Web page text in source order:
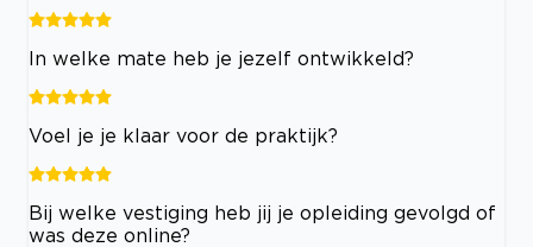
In welke mate heb je jezelf ontwikkeld?
Voel je je klaar voor de praktijk?
Bij welke vestiging heb jij je opleiding gevolgd of
was deze online?